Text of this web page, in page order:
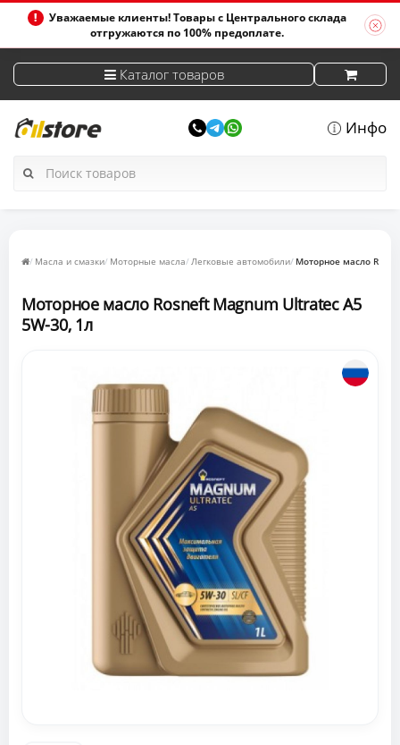
Уважаемые клиенты! Товары с Центрального склада
отгружаются по 100% предоплате.
Каталог товаров
Инфо
Масла и смазки Моторные масла Легковые автомобили Моторное масло
Моторное масло Rosneft Magnum Ultratec A5
5W-30, 1л